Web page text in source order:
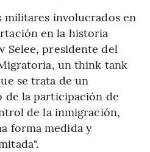
militares involucrados en
en la historia
Selee, presidente del
un think tank
se trata de un
de la participación de
de la inmigración,
forma medida y